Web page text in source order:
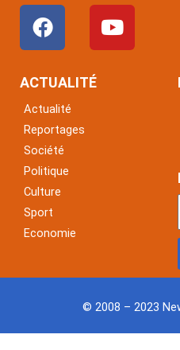
F
a
c
e
o
o
k
Y
o
u
ACTUALITÉ
Actualité
Reportages
Société
Politique
Culture
Sport
Economie
© 2008 – 2023